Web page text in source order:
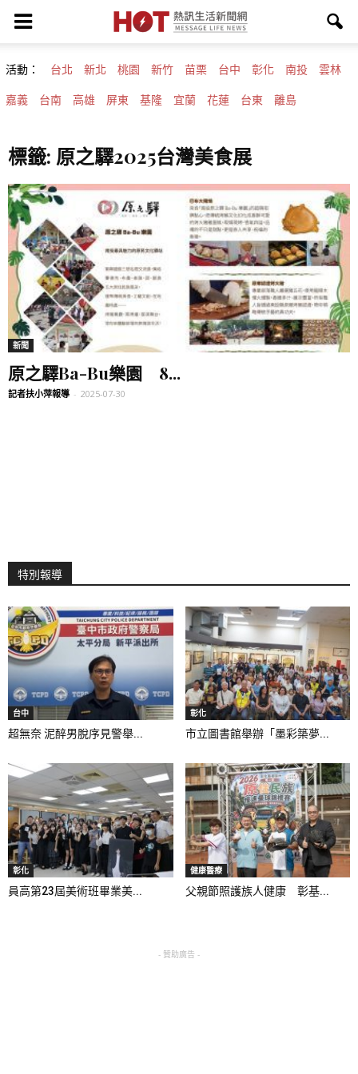
活動： 台北 新北 桃園 新竹 苗栗 台中 彰化 南投 雲林
嘉義 台南 高雄 屏東 基隆 宜蘭 花蓮 台東 離島
標籤: 原之驛2025台灣美食展
新聞
原之驛Ba-Bu樂園 8...
記者扶小萍報導 - 2025-07-30
特別報導
台中
超無奈 泥醉男脫序見警舉...
彰化
市立圖書館舉辦「墨彩築夢...
彰化
員高第23屆美術班畢業美...
健康醫療
父親節照護族人健康 彰基...
- 贊助廣告 -